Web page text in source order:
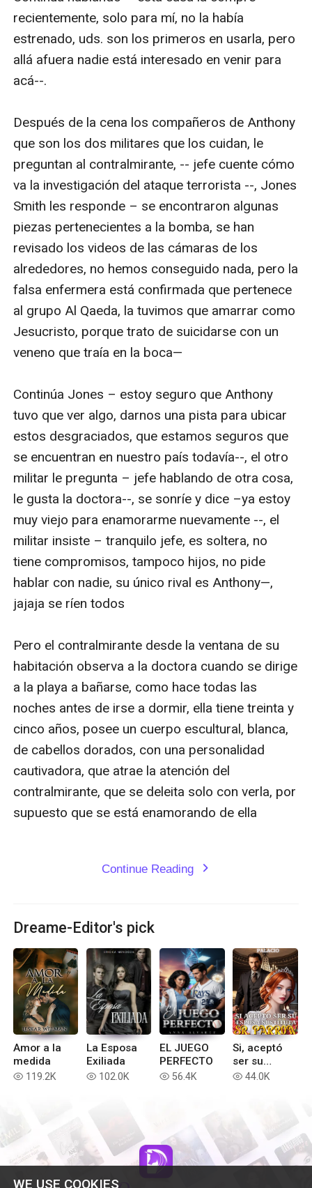
WE USE COOKIES
Continue Reading expand_more
Dreame-Editor's pick
Amor a la
medida
read 119.2K
La Esposa
Exiliada
read 102.0K
EL JUEGO
PERFECTO
read 56.4K
Si, aceptó
ser su
esposa
read 44.0K